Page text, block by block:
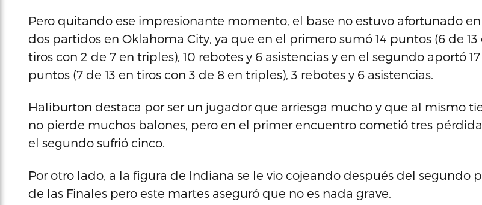
Pero quitando ese impresionante momento, el base no estuvo afortunado
dos partidos en Oklahoma City, ya que en el primero sumó 14 puntos (6 de 13
tiros con 2 de 7 en triples), 10 rebotes y 6 asistencias y en el segundo aportó 17
puntos (7 de 13 en tiros con 3 de 8 en triples), 3 rebotes y 6 asistencias.
Haliburton destaca por ser un jugador que arriesga mucho y que al mismo
no pierde muchos balones, pero en el primer encuentro cometió tres
el segundo sufrió cinco.
Por otro lado, a la figura de Indiana se le vio cojeando después del segundo
de las Finales pero este martes aseguró que no es nada grave.